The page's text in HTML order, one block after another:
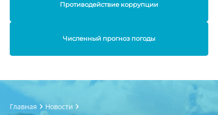
Противодействие коррупции
Численный прогноз погоды
Главная
Новости